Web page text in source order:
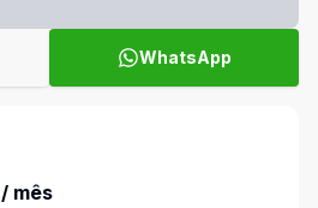
WhatsApp
/ mês